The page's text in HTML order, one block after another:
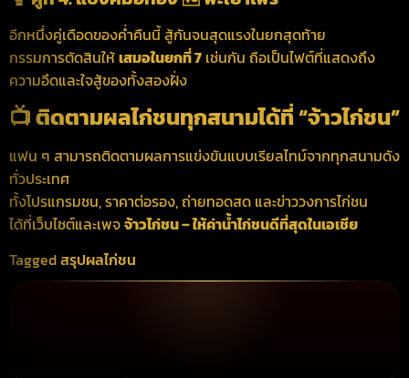
อีกหนึ่งคู่เดือดของค่ำคืนนี้ สู้กันจนสุดแรงในยกสุดท้าย
กรรมการตัดสินให้เสมอในยกที่ 7 เช่นกัน ถือเป็นไฟต์ที่แสดงถึง
ความอึดและใจสู้ของทั้งสองฝั่ง
📺 ติดตามผลไก่ชนทุกสนามได้ที่ “จ้าวไก่ชน”
แฟน ๆ สามารถติดตามผลการแข่งขันแบบเรียลไทม์จากทุกสนามดัง
ทั่วประเทศ
ทั้งโปรแกรมชน, ราคาต่อรอง, ถ่ายทอดสด และข่าววงการไก่ชน
ได้ที่เว็บไซต์และเพจจ้าวไก่ชน – ให้ค่าน้ำไก่ชนดีที่สุดในเอเชีย
Taggedสรุปผลไก่ชน